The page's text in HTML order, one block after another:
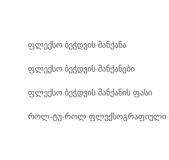
ფლექსო ბეჭდვის მანქანა
ფლექსო ბეჭდვის მანქანები
ფლექსო ბეჭდვის მანქანის ფასი
როლ-ტუ-როლ ფლექსოგრაფიული